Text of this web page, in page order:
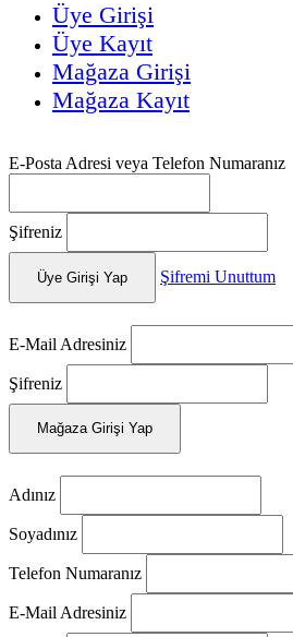
Üye Girişi
Üye Kayıt
Mağaza Girişi
Mağaza Kayıt
E-Posta Adresi veya Telefon Numaranız
Şifreniz
Üye Girişi Yap Şifremi Unuttum
E-Mail Adresiniz
Şifreniz
Mağaza Girişi Yap
Adınız
Soyadınız
Telefon Numaranız
E-Mail Adresiniz